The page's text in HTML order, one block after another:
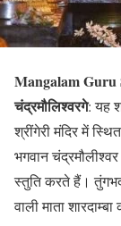
Mangalam Guru
चंद्रमौलिश्वरगे: यह
श्रींगेरी मंदिर में
भगवान
स्तुति करते हैं।
वाली माता